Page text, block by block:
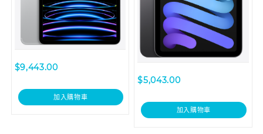
$9,443.00
加入購物車
$5,043.00
加入購物車